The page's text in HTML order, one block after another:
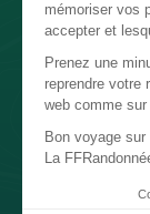
mémoriser vos
accepter et
Prenez une
reprendre votre
web comme
Bon voyage
La